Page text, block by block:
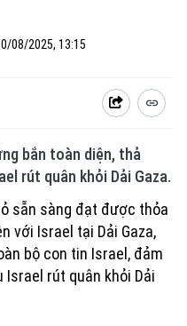
08/2025, 13:15
bắn toàn diện, thả
rút quân khỏi Dải Gaza.
sẵn sàng đạt được thỏa
với Israel tại Dải Gaza,
bộ con tin Israel, đảm
Israel rút quân khỏi Dải